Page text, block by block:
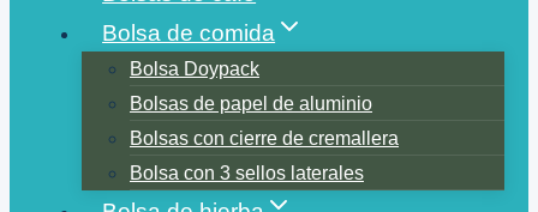
Bolsa de comida
Bolsa Doypack
Bolsas de papel de aluminio
Bolsas con cierre de cremallera
Bolsa con 3 sellos laterales